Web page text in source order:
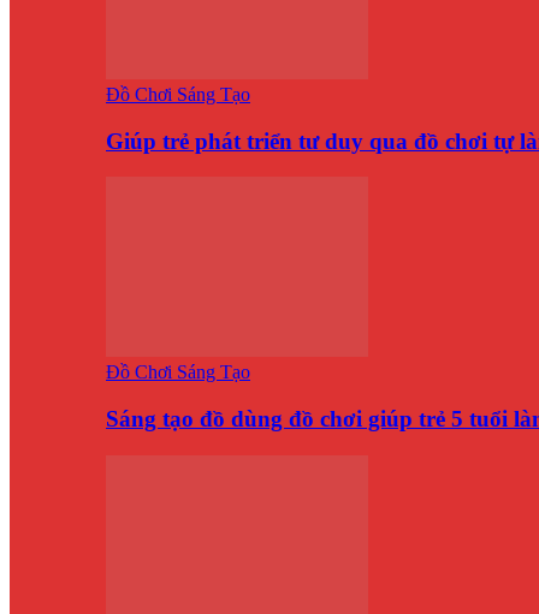
Đồ Chơi Sáng Tạo
Giúp trẻ phát triển tư duy qua đồ chơi tự
Đồ Chơi Sáng Tạo
Sáng tạo đồ dùng đồ chơi giúp trẻ 5 tuổi